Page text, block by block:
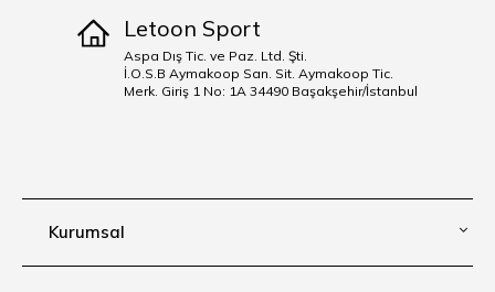
Kurumsal
Letoon Sport
Aspa Dış Tic. ve Paz. Ltd. Şti.
İ.O.S.B Aymakoop San. Sit. Aymakoop Tic.
Merk. Giriş 1 No: 1A 34490 Başakşehir/İstanbul